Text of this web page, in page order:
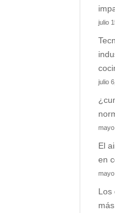
julio
julio
El
en
Los